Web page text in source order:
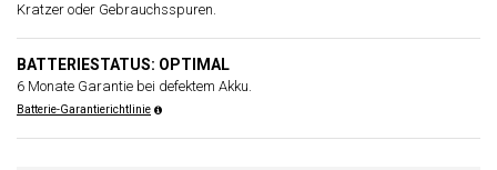
Kratzer oder Gebrauchsspuren.
BATTERIESTATUS: OPTIMAL
6 Monate Garantie bei defektem Akku.
Batterie-Garantierichtlinie